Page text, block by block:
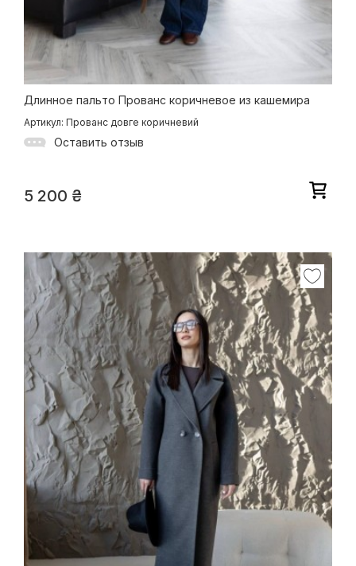
Длинное пальто Прованс коричневое из кашемира
Артикул: Прованс довге коричневий
Оставить отзыв
5 200 ₴